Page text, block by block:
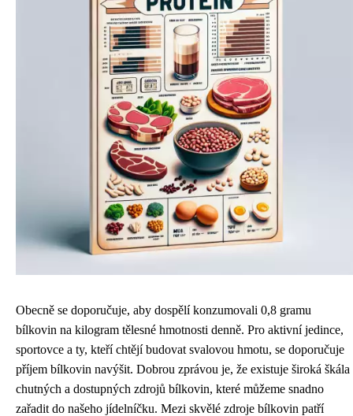
Obecně se doporučuje, aby dospělí konzumovali 0,8 gramu
bílkovin na kilogram tělesné hmotnosti denně. Pro aktivní jedince,
sportovce a ty, kteří chtějí budovat svalovou hmotu, se doporučuje
příjem bílkovin navýšit. Dobrou zprávou je, že existuje široká škála
chutných a dostupných zdrojů bílkovin, které můžeme snadno
zařadit do našeho jídelníčku. Mezi skvělé zdroje bílkovin patří